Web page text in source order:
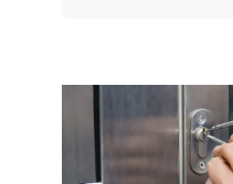
Vous avez perdu
refermée